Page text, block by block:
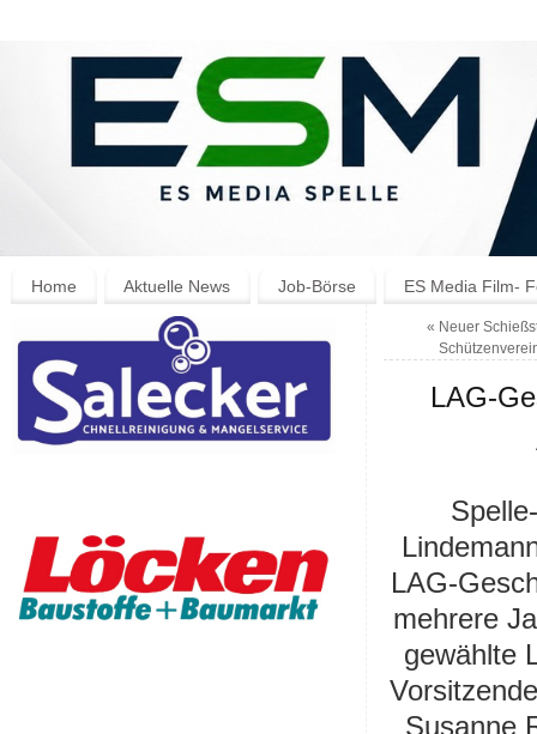
Home Aktuelle News Job-Börse ES Media Film-
« Neuer
LAG-
LAG-
mehrere
gewählte
Susanne